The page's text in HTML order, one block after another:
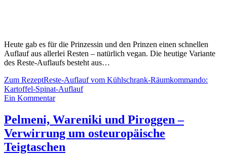
Heute gab es für die Prinzessin und den Prinzen einen schnellen
Auflauf aus allerlei Resten – natürlich vegan. Die heutige Variante
des Reste-Auflaufs besteht aus…
Zum RezeptReste-Auflauf vom Kühlschrank-Räumkommando:
Kartoffel-Spinat-Auflauf
Ein Kommentar
Pelmeni, Wareniki und Piroggen –
Verwirrung um osteuropäische
Teigtaschen